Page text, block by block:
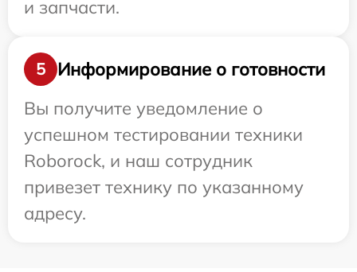
и запчасти.
5
Информирование о готовности
Вы получите уведомление о
успешном тестировании техники
Roborock, и наш сотрудник
привезет технику по указанному
адресу.